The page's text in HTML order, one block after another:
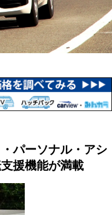
パーソナル・アシ
援機能が満載